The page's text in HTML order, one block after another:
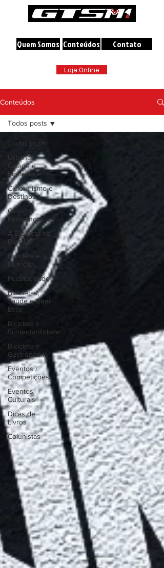
Quem Somos Conteúdos Contato
Loja Online
Conteúdos
Todos posts
Urbanas,
Cidade e
Mobilidade
Cicloturismo e
Destinos
Ciclismo
Feminino
A Bicicleta do
Brasil
Bicicleta e
Nutrição
Pedalacidade
Bicicletas,
Saúde e Bem-
Estar
Bicicleta e
Sustentabilidade
Bicicleta e
Gastronomia
Eventos /
Competições
Eventos
Culturais
Dicas de
Livros
Colunistas
Todos posts